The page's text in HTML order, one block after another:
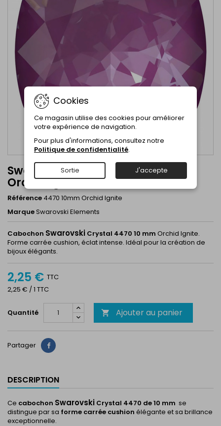
Swarovski Crystal 4470 10mm
Orchid Ignite
Référence 4470 10mm Orchid Ignite
MarqueSwarovski Elements
Cabochon Swarovski Crystal 4470 10 mm Orchid Ignite.
Forme carrée cushion, éclat intense. Idéal pour la création de
bijoux élégants.
2,25 € TTC
2,25 € / 1 TTC
Quantité  Ajouter au panier
Partager Partager
DESCRIPTION
Ce cabochon Swarovski Crystal 4470 de 10 mm se
distingue par sa forme carrée cushion élégante et sa brillance
exceptionnelle.
Cookies
Ce magasin utilise des cookies pour améliorer
votre expérience de navigation.
Pour plus d'informations, consultez notre
Politique de confidentialité.
Sortie J'accepte